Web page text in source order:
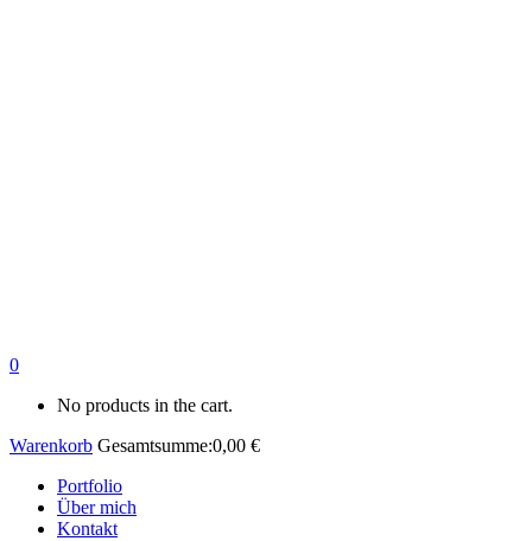
0
No products in the cart.
Warenkorb Gesamtsumme:0,00 €
Portfolio
Über mich
Kontakt